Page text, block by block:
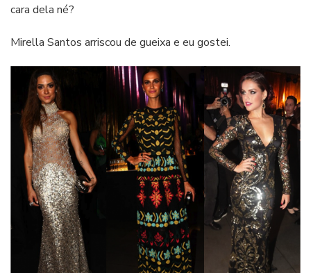
cara dela né?
Mirella Santos arriscou de gueixa e eu gostei.